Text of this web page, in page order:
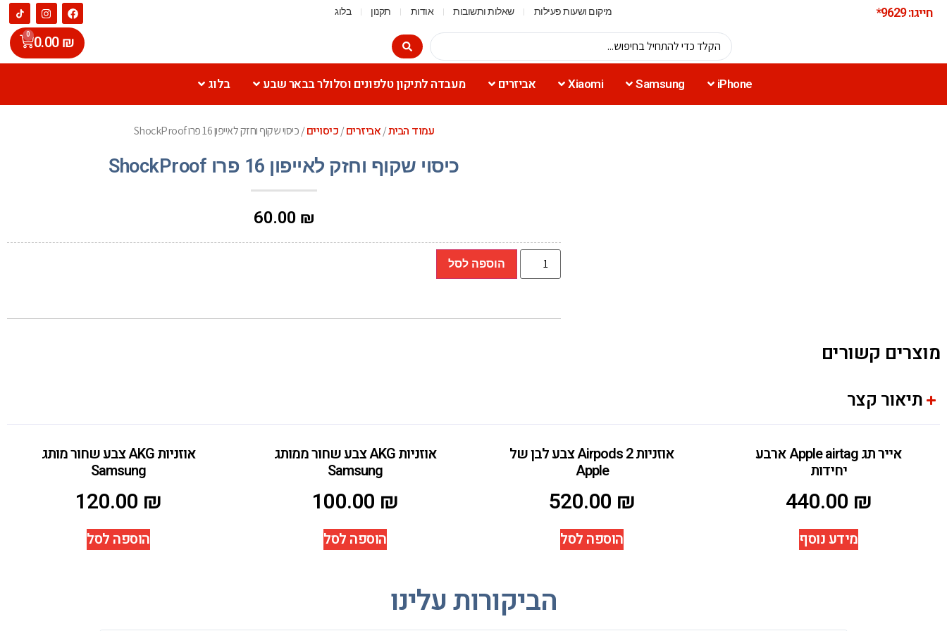
חייגו: 9629* מיקום ושעות פעילות שאלות ותשובות אודות תקנון בלוג
0.00₪
0
iPhone
Samsung
Xiaomi אביזרים מעבדה לתיקון טלפונים וסלולר בבאר שבע בלוג
עמוד הבית/אביזרים/כיסויים/ כיסוי שקוף וחזק לאייפון 16 פרו ShockProof
כיסוי שקוף וחזק לאייפון 16 פרו ShockProof
60.00 ₪
הוספה לסל
מוצרים קשורים
תיאור קצר
אייר תג Apple airtag ארבע
יחידות
440.00 ₪
מידע נוסף
אוזניות Airpods 2 צבע לבן של
Apple
520.00 ₪
הוספה לסל
אוזניות AKG צבע שחור ממותג
Samsung
100.00 ₪
הוספה לסל
אוזניות AKG צבע שחור מותג
Samsung
120.00 ₪
הוספה לסל
הביקורות עלינו